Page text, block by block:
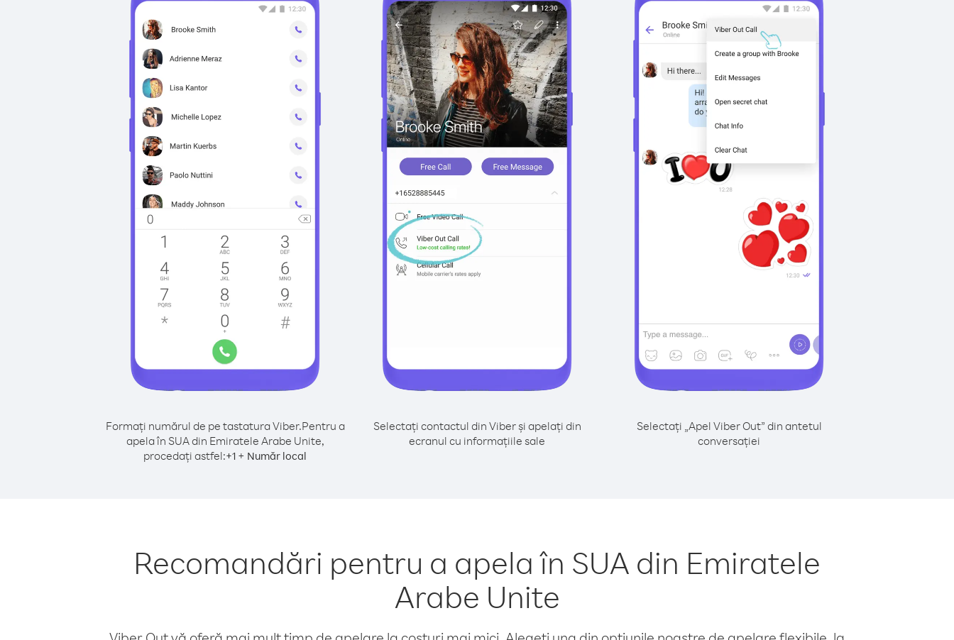
Formați numărul de pe tastatura Viber.Pentru a
apela în SUA din Emiratele Arabe Unite,
procedați astfel:+1 + Număr local
Selectați contactul din Viber și apelați din
ecranul cu informațiile sale
Selectați „Apel Viber Out” din antetul
conversației
Recomandări pentru a apela în SUA din Emiratele
Arabe Unite